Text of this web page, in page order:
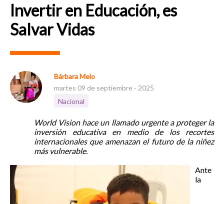
Invertir en Educación, es
Salvar Vidas
Bárbara Melo
martes 09 de septiembre - 2025
Nacional
World Vision hace un llamado urgente a proteger la
inversión educativa en medio de los recortes
internacionales que amenazan el futuro de la niñez
más vulnerable.
Ante
la